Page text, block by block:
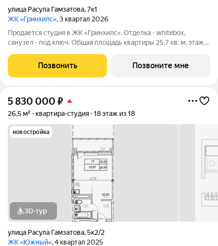
улица Расула Гамзатова,7к1
ЖК «Гринхилс», 3 квартал 2026
Продается студия в ЖК «Гринхилс». Отделка - whitebox,
санузел - под ключ. Общая площадь квартиры 25.7 кв. м, этаж
ЖК «Гринхилс» жилой квартал комфорт-класса в выгодной
локации
Позвонить Позвоните мне
5 830 000 ₽
26,5 м² квартира-студия 18 этаж из 18
новостройка
3D-тур
улица Расула Гамзатова,5к2/2
ЖК «Южный», 4 квартал 2025